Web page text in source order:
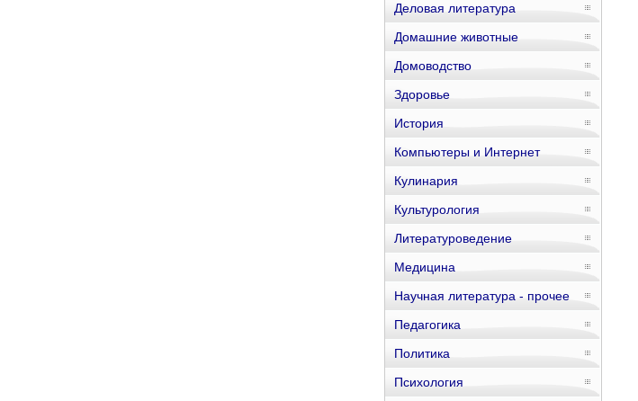
Деловая литература
Домашние животные
Домоводство
Здоровье
История
Компьютеры и Интернет
Кулинария
Культурология
Литературоведение
Медицина
Научная литература - прочее
Педагогика
Политика
Психология